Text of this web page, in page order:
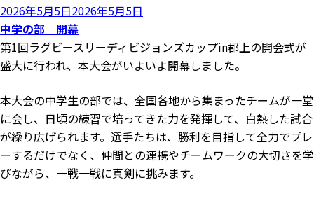
投
稿
日:
2026年5月5日2026年5月5日
中学の部 開幕
第1回ラグビースリーディビジョンズカップin郡上の開会式が
盛大に行われ、本大会がいよいよ開幕しました。
本大会の中学生の部では、全国各地から集まったチームが一堂
に会し、日頃の練習で培ってきた力を発揮して、白熱した試合
が繰り広げられます。選手たちは、勝利を目指して全力でプレ
ーするだけでなく、仲間との連携やチームワークの大切さを学
びながら、一戦一戦に真剣に挑みます。